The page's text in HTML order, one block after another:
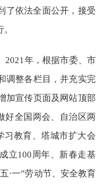
了依法全面公开，接受
2021年，根据市委、市
调整各栏目，并充实完
加宣传页面及网站顶部
好全国两会、自治区两
习教育、塔城市扩大会
立100周年、新春走基
·一”劳动节、安全教育